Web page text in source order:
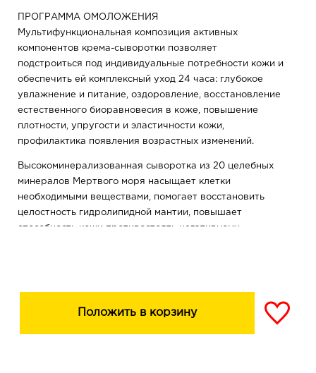
ПРОГРАММА ОМОЛОЖЕНИЯ
Мультифункциональная композиция активных
компонентов крема-сыворотки позволяет
подстроиться под индивидуальные потребности кожи и
обеспечить ей комплексный уход 24 часа: глубокое
увлажнение и питание, оздоровление, восстановление
естественного биоравновесия в коже, повышение
плотности, упругости и эластичности кожи,
профилактика появления возрастных изменений.
Высокоминерализованная сыворотка из 20 целебных
минералов Мертвого моря насыщает клетки
необходимыми веществами, помогает восстановить
целостность гидролипидной мантии, повышает
способность кожи противостоять негативному
проникают в глубокие слои, притягивают влагу и
Положить в корзину